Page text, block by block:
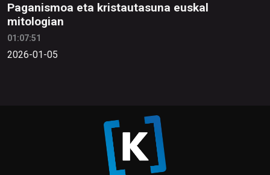
Paganismoa eta kristautasuna euskal
mitologian
01:07:51
2026-01-05